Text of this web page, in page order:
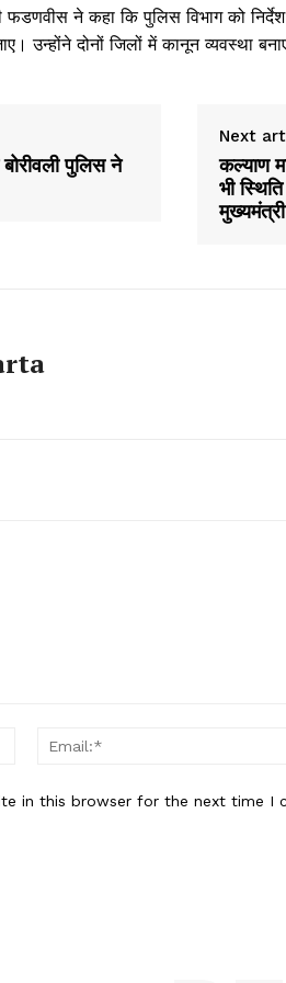
फडणवीस ने कहा कि पुलिस विभाग को
उन्होंने दोनों जिलों में कानून व्यवस्था
पुलिस ने
Next
कल्याण
भी
Name:*
in this browser for the next time I